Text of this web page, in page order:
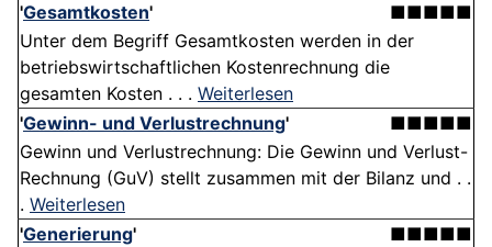
'Gesamtkosten'
■■■■■
Unter dem Begriff Gesamtkosten werden in der
betriebswirtschaftlichen Kostenrechnung die
gesamten Kosten . . . Weiterlesen
'Gewinn- und Verlustrechnung'
■■■■■
Gewinn und Verlustrechnung: Die Gewinn und Verlust-
Rechnung (GuV) stellt zusammen mit der Bilanz und . .
. Weiterlesen
'Generierung'
■■■■■